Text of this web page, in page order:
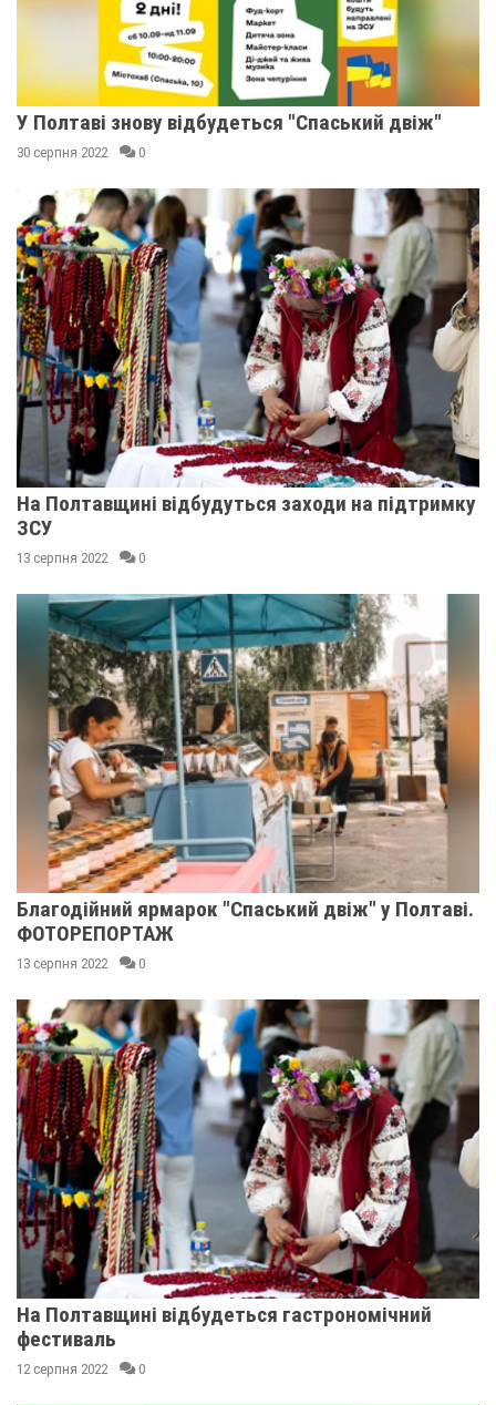
У Полтаві знову відбудеться "Спаський двіж"
30 серпня 2022 0
На Полтавщині відбудуться заходи на підтримку
ЗСУ
13 серпня 2022 0
Благодійний ярмарок "Спаський двіж" у Полтаві.
ФОТОРЕПОРТАЖ
13 серпня 2022 0
На Полтавщині відбудеться гастрономічний
фестиваль
12 серпня 2022 0